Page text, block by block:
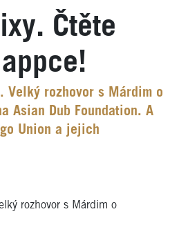
Čtěte
Velký rozhovor s Márdim o
Asian Dub Foundation. A
Union a jejich
rozhovor s Márdim o